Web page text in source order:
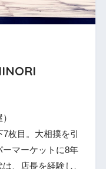
枚目。大相撲を引
マーケットに8年
、店長を経験し、